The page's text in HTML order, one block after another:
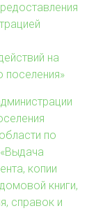
на
поселения»
по
копии
книги,
справок и